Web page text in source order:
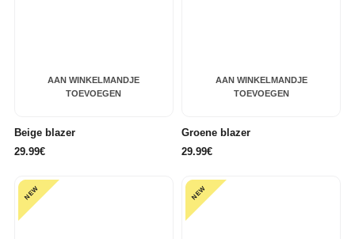
AAN WINKELMANDJE
TOEVOEGEN
Beige blazer
29.99€
AAN WINKELMANDJE
TOEVOEGEN
Groene blazer
29.99€
NEW NEW